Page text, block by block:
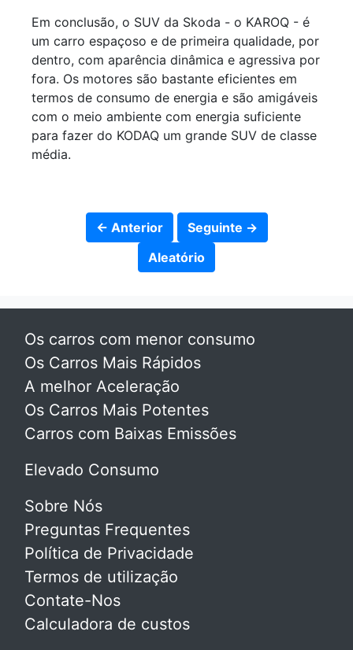
Em conclusão, o SUV da Skoda - o KAROQ - é
um carro espaçoso e de primeira qualidade, por
dentro, com aparência dinâmica e agressiva por
fora. Os motores são bastante eficientes em
termos de consumo de energia e são amigáveis ​​
com o meio ambiente com energia suficiente
para fazer do KODAQ um grande SUV de classe
média.
← Anterior
Seguinte →
Aleatório
Os carros com menor consumo
Os Carros Mais Rápidos
A melhor Aceleração
Os Carros Mais Potentes
Carros com Baixas Emissões
Elevado Consumo
Sobre Nós
Preguntas Frequentes
Política de Privacidade
Termos de utilização
Contate-Nos
Calculadora de custos